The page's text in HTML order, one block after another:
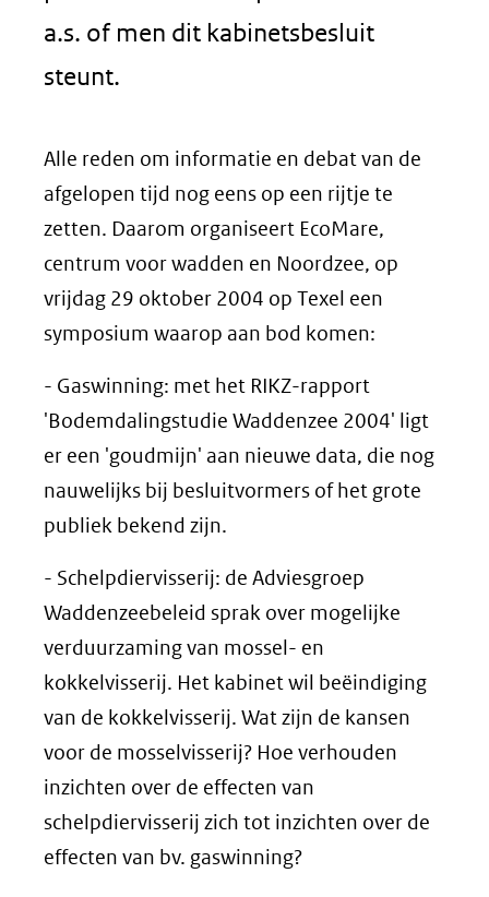
a.s. of men dit kabinetsbesluit
steunt.
Alle reden om informatie en debat van de
afgelopen tijd nog eens op een rijtje te
zetten. Daarom organiseert EcoMare,
centrum voor wadden en Noordzee, op
vrijdag 29 oktober 2004 op Texel een
symposium waarop aan bod komen:
- Gaswinning: met het RIKZ-rapport
'Bodemdalingstudie Waddenzee 2004' ligt
er een 'goudmijn' aan nieuwe data, die nog
nauwelijks bij besluitvormers of het grote
publiek bekend zijn.
- Schelpdiervisserij: de Adviesgroep
Waddenzeebeleid sprak over mogelijke
verduurzaming van mossel- en
kokkelvisserij. Het kabinet wil beëindiging
van de kokkelvisserij. Wat zijn de kansen
voor de mosselvisserij? Hoe verhouden
inzichten over de effecten van
schelpdiervisserij zich tot inzichten over de
effecten van bv. gaswinning?